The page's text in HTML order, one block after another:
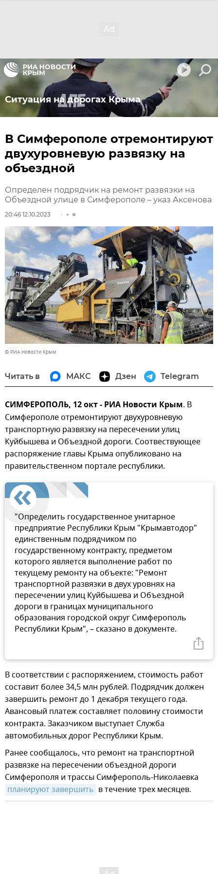
Ситуация на дорогах Крыма
В Симферополе отремонтируют
двухуровневую развязку на
объездной
Определен подрядчик на ремонт развязки на
Объездной улице в Симферополе – указ Аксенова
20:46 12.10.2023
© РИА Новости Крым
Читать в МАКС Дзен Telegram
СИМФЕРОПОЛЬ, 12 окт - РИА Новости Крым. В
Симферополе отремонтируют двухуровневую
транспортную развязку на пересечении улиц
Куйбышева и Объездной дороги. Соотвествующее
распоряжение главы Крыма опубликовано на
правительственном портале республики.
"Определить государственное унитарное
предприятие Республики Крым "Крымавтодор"
единственным подрядчиком по
государственному контракту, предметом
которого является выполнение работ по
текущему ремонту на объекте: "Ремонт
транспортной развязки в двух уровнях на
пересечении улиц Куйбышева и Объездной
дороги в границах муниципального
образования городской округ Симферополь
Республики Крым", – сказано в документе.
В соответствии с распоряжением, стоимость работ
составит более 34,5 млн рублей. Подрядчик должен
завершить ремонт до 1 декабря текущего года.
Авансовый платеж составляет половину стоимости
контракта. Заказчиком выступает Служба
автомобильных дорог Республики Крым.
Ранее сообщалось, что ремонт на транспортной
развязке на пересечении объездной дороги
Симферополя и трассы Симферополь-Николаевка
планируют завершить в течение трех месяцев.